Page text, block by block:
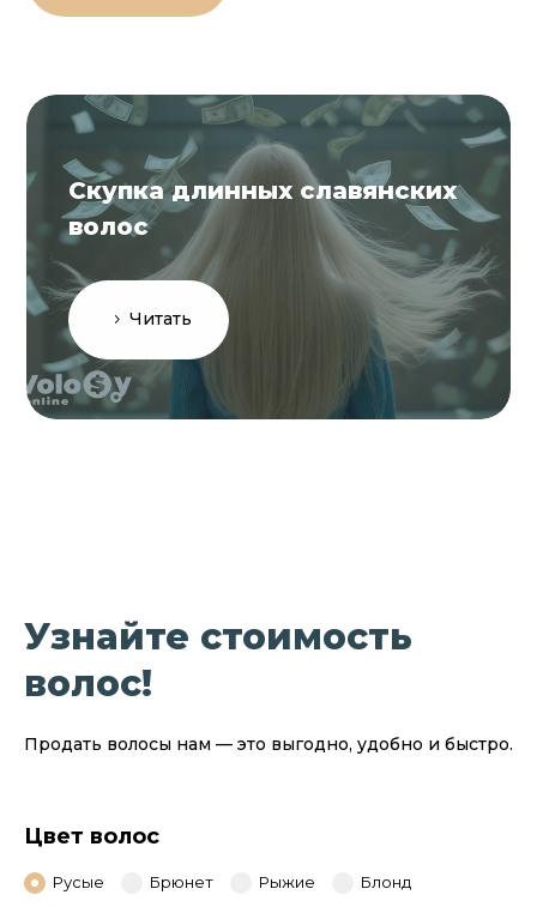
Скупка длинных славянских
волос
Читать
Узнайте стоимость
волос!
Продать волосы нам — это выгодно, удобно и быстро.
Цвет волос
Русые Брюнет Рыжие Блонд